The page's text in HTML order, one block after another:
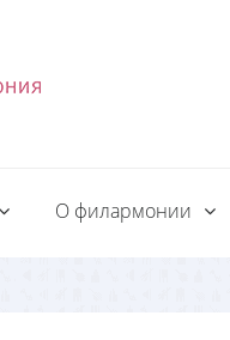
О филармонии